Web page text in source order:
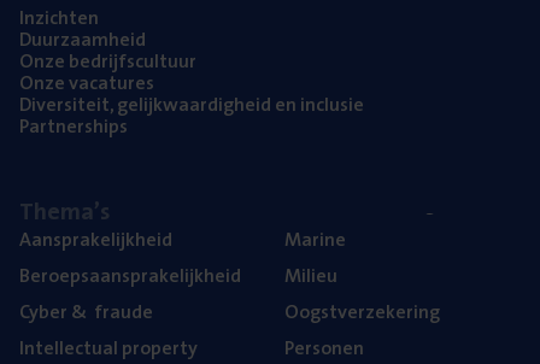
Inzich­ten
Duur­zaam­heid
Onze bedrijfs­cul­tuur
Onze vaca­tu­res
Diver­si­teit, gelijk­waar­dig­heid en inclusie
Part­ner­ships
The­ma’s
Aan­spra­ke­lijk­heid
Beroeps­aan­spra­ke­lijk­heid
Cyber& fraude
Intel­lec­tu­al property
Mari­ne
Mili­eu
Oogst­ver­ze­ke­ring
Per­so­nen